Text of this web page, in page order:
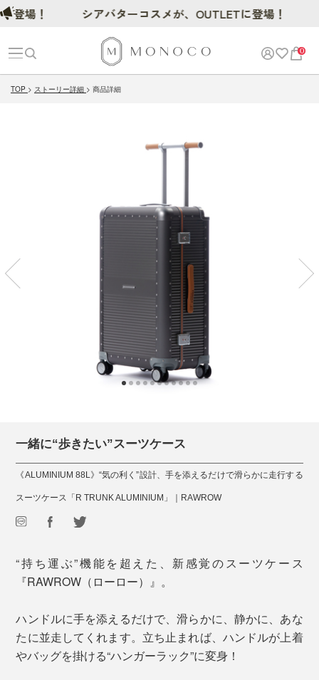
0
TOP ストーリー詳細 商品詳細
一緒に“歩きたい”スーツケース
《ALUMINIUM 88L》“気の利く”設計、手を添えるだけで滑らかに走行する
スーツケース「R TRUNK ALUMINIUM」｜RAWROW
“持ち運ぶ”機能を超えた、新感覚のスーツケース
『RAWROW（ローロー）』。
ハンドルに手を添えるだけで、滑らかに、静かに、あな
たに並走してくれます。立ち止まれば、ハンドルが上着
やバッグを掛ける“ハンガーラック”に変身！
シアバターコスメが、OUTLETに登場！